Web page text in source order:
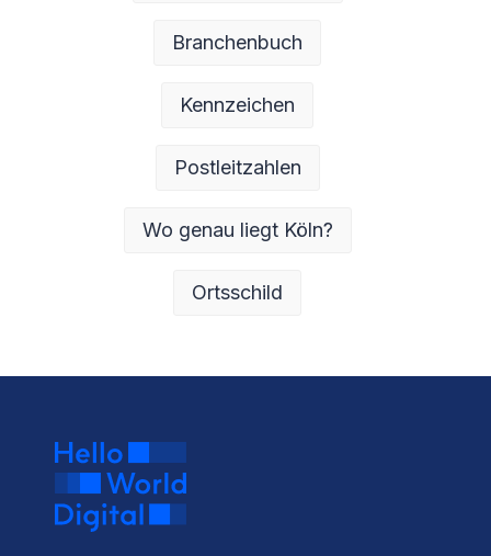
Branchenbuch
Kennzeichen
Postleitzahlen
Wo genau liegt Köln?
Ortsschild